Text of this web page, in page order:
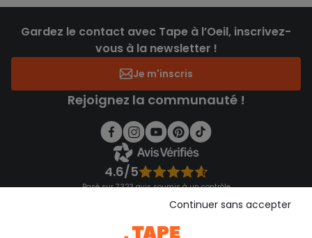
Gardez le contact avec Tape à l’Oeil, inscrivez-
vous à la newsletter !
Je m'inscris
Rejoignez la communauté !
4.6/5
Basé sur 7 323 avis soumis à un contrôle
Consulter les CGUContinuer sans accepter